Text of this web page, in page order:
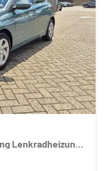
1.0 T-GDI 90PS 5-türig Sitzheizung Lenkradheizung Rückf.Kamera PDC Klima Apple CarPlay Android Auto Tempomat Touchscreen